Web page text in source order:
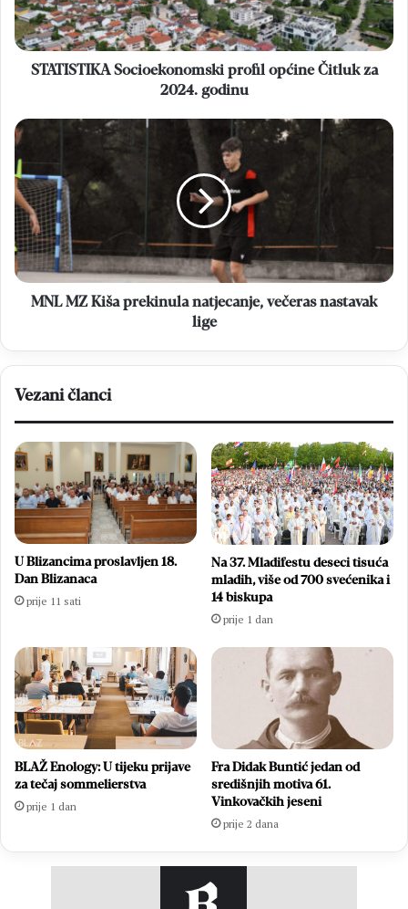
2024.
godinu
STATISTIKA Socioekonomski profil općine Čitluk za
2024. godinu
MNL
MZ
Kiša
prekinula
natjecanje,
večeras
nastavak
lige
MNL MZ Kiša prekinula natjecanje, večeras nastavak
lige
Vezani članci
U Blizancima proslavljen 18.
Dan Blizanaca
prije 11 sati
Na 37. Mladifestu deseci tisuća
mladih, više od 700 svećenika i
14 biskupa
prije 1 dan
BLAŽ Enology: U tijeku prijave
za tečaj sommelierstva
prije 1 dan
Fra Didak Buntić jedan od
središnjih motiva 61.
Vinkovačkih jeseni
prije 2 dana